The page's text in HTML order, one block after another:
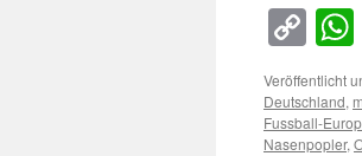
Veröffentlicht
Deutschland,
Fussball-
Nasenpopler,